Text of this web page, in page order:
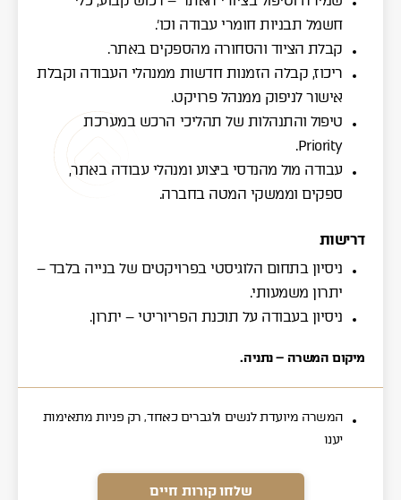
חשמל תבניות חומרי עבודה וכו'.
קבלת הציוד והסחורה מהספקים באתר.
ריכוז, קבלה הזמנות חדשות ממנהלי העבודה וקבלת
אישור לניפוק ממנהל פרויקט.
טיפול והתנהלות של תהליכי הרכש במערכת
Priority.
עבודה מול מהנדסי ביצוע ומנהלי עבודה באתר,
ספקים וממשקי המטה בחברה.
דרישות
ניסיון בתחום הלוגיסטי בפרויקטים של בנייה בלבד –
יתרון משמעותי.
ניסיון בעבודה על תוכנת הפריוריטי – יתרון.
מיקום המשרה – נתניה.
המשרה מיועדת לנשים ולגברים כאחד, רק פניות מתאימות
יענו
שלחו קורות חיים
תודה, פרטיך התקבלו